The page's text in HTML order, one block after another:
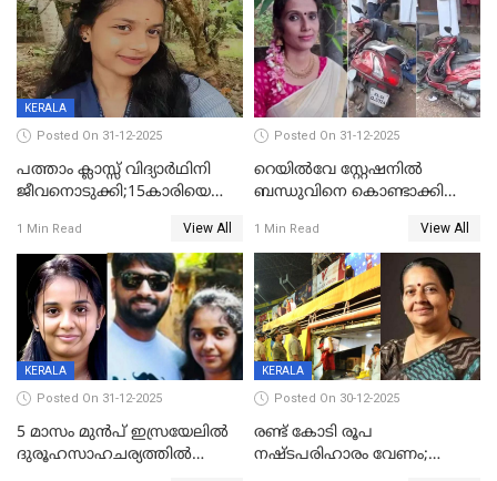
KERALA
Posted On 31-12-2025
പത്താം ക്ലാസ്സ് വിദ്യാര്‍ഥിനി
ജീവനൊടുക്കി;15കാരിയെ
കിടപ്പുമുറിയില്‍ തൂങ്ങി മരിച്ച
നിലയിൽ
1 Min Read View All
Posted On 31-12-2025
റെയിൽവേ സ്റ്റേഷനിൽ
ബന്ധുവിനെ കൊണ്ടാക്കി
ലോറി സ്കൂട്ടറിൽ ഇടിച്ചു :
യുവതിക്ക് ദാരുണാന്ത്യം
1 Min Read View All
KERALA
Posted On 31-12-2025
5 മാസം മുൻപ് ഇസ്രയേലിൽ
ദുരൂഹസാഹചര്യത്തിൽ
KERALA
Posted On 30-12-2025
രണ്ട് കോടി രൂപ
നഷ്ടപരിഹാരം വേണം;